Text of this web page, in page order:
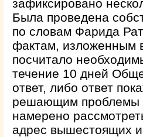
зафиксировано
Была проведена
по словам Фарида
фактам, изложенным
посчитало
течение 10 дней
ответ, либо ответ
решающим проблемы
намерено
адрес вышестоящих